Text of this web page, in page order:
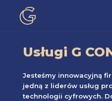
Usługi G
Jesteśmy innowacyjną
jedną z liderów usług
technologii cyfrowych.